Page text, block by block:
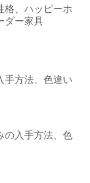
格、ハッピーホ
ダー家具
手方法、色違い
の入手方法、色